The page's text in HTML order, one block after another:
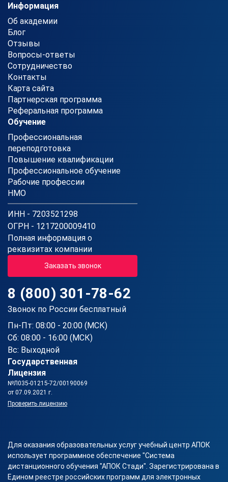
Информация
Об академии
Блог
Отзывы
Вопросы-ответы
Сотрудничество
Контакты
Карта сайта
Партнерская программа
Реферальная программа
Обучение
Профессиональная
переподготовка
Повышение квалификации
Профессиональное обучение
Рабочие профессии
НМО
ИНН - 7203521298
ОГРН - 1217200009410
Полная информация о
реквизитах компании
Заказать звонок
8 (800) 301-78-62
Звонок по России бесплатный
Пн-Пт: 08:00 - 20:00 (МСК)
Сб: 08:00 - 16:00 (МСК)
Вс: Выходной
Государственная
Лицензия
№Л035-01215-72/00190069
от 07.09.2021 г.
Проверить лицензию
Для оказания образовательных услуг учебный центр АПОК
использует программное обеспечение "Система
дистанционного обучения "АПОК Стади". Зарегистрирована в
Едином реестре российских программ для электронных